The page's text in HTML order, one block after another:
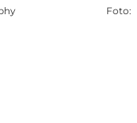
Foto: